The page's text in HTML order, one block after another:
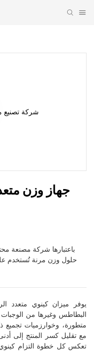
جهاز وزن
باعتبارها شركة مصنعة
يوفر ميزان كينوي متعدد
البطاطس وغيرها من الوجبات
متطورة، وخوارزميات تجميع
مع تقليل كسر المنتج إلى
تعكس كل خطوة التزام كينوي